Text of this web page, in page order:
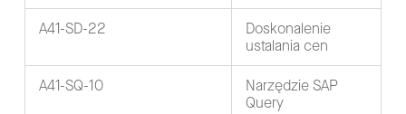
A41-SD-22
Doskonalenie
ustalania cen
A41-SQ-10
Narzędzie SAP
Query